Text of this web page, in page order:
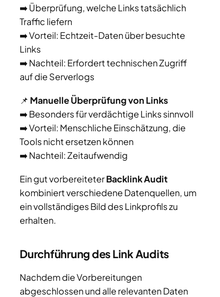
➡️ Überprüfung, welche Links tatsächlich
Traffic liefern
➡️ Vorteil: Echtzeit-Daten über besuchte
Links
➡️ Nachteil: Erfordert technischen Zugriff
auf die Serverlogs
📌 Manuelle Überprüfung von Links
➡️ Besonders für verdächtige Links sinnvoll
➡️ Vorteil: Menschliche Einschätzung, die
Tools nicht ersetzen können
➡️ Nachteil: Zeitaufwendig
Ein gut vorbereiteterBacklink Audit
kombiniert verschiedene Datenquellen, um
ein vollständiges Bild des Linkprofils zu
erhalten.
Durchführung des Link Audits
Nachdem die Vorbereitungen
abgeschlossen und alle relevanten Daten